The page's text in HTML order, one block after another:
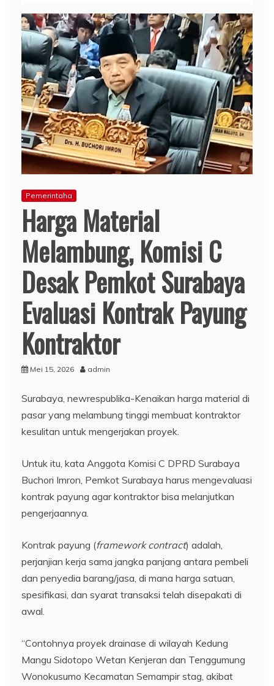
Pemerintaha
Harga Material
Melambung, Komisi C
Desak Pemkot Surabaya
Evaluasi Kontrak Payung
Kontraktor
Mei 15, 2026 admin
Surabaya, newrespublika-Kenaikan harga material di
pasar yang melambung tinggi membuat kontraktor
kesulitan untuk mengerjakan proyek.
Untuk itu, kata Anggota Komisi C DPRD Surabaya
Buchori Imron, Pemkot Surabaya harus mengevaluasi
kontrak payung agar kontraktor bisa melanjutkan
pengerjaannya.
Kontrak payung (framework contract) adalah,
perjanjian kerja sama jangka panjang antara pembeli
dan penyedia barang/jasa, di mana harga satuan,
spesifikasi, dan syarat transaksi telah disepakati di
awal.
“Contohnya proyek drainase di wilayah Kedung
Mangu Sidotopo Wetan Kenjeran dan Tenggumung
Wonokusumo Kecamatan Semampir stag, akibat